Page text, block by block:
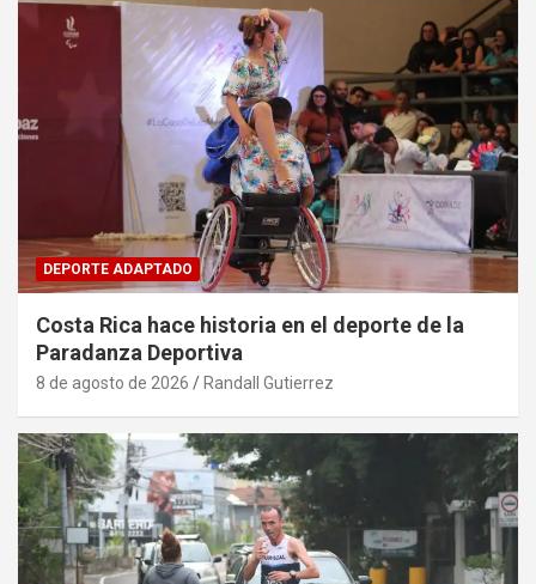
DEPORTE ADAPTADO
Costa Rica hace historia en el deporte de la
Paradanza Deportiva
8 de agosto de 2026 Randall Gutierrez